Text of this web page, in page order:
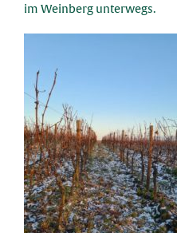
im Weinberg unterwegs.